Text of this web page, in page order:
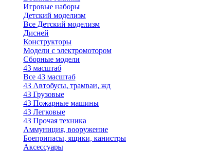
Игровые наборы
Детский моделизм
Все Детский моделизм
Дисней
Конструкторы
Модели с электромотором
Сборные модели
43 масштаб
Все 43 масштаб
43 Автобусы, трамваи, жд
43 Грузовые
43 Пожарные машины
43 Легковые
43 Прочая техника
Аммуниция, вооружение
Боеприпасы, ящики, канистры
Аксессуары